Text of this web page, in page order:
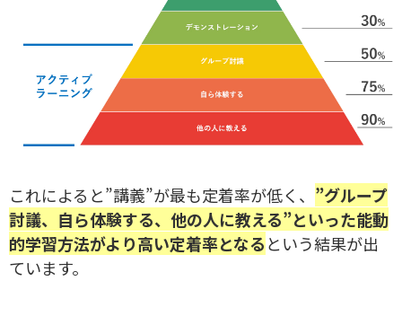
これによると”講義”が最も定着率が低く、 ”グループ
討議、自ら体験する、他の人に教える”といった能動
的学習方法がより高い定着率となるという結果が出
ています。